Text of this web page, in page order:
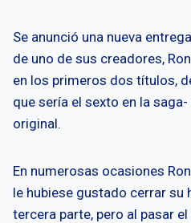
Se anunció una nueva
de uno de sus creadores,
en los primeros dos títulos,
que sería el sexto en la
original.
En numerosas ocasiones
le hubiese gustado cerrar su
tercera parte, pero al pasar